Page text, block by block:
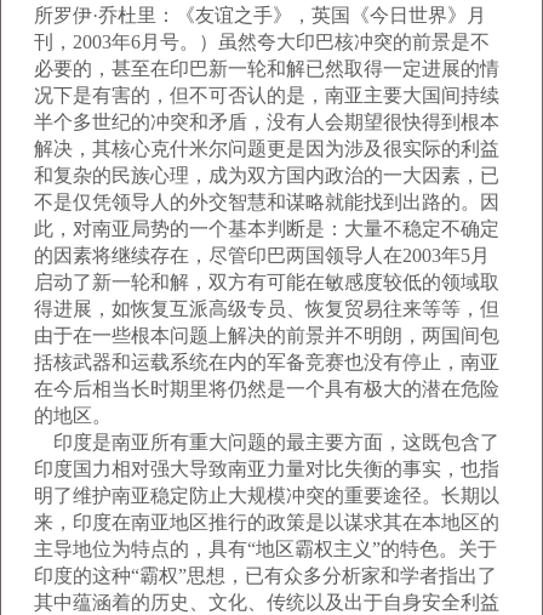
所罗伊·乔杜里：《友谊之手》，英国《今日世界》月
刊，2003年6月号。）虽然夸大印巴核冲突的前景是不
必要的，甚至在印巴新一轮和解已然取得一定进展的情
况下是有害的，但不可否认的是，南亚主要大国间持续
半个多世纪的冲突和矛盾，没有人会期望很快得到根本
解决，其核心克什米尔问题更是因为涉及很实际的利益
和复杂的民族心理，成为双方国内政治的一大因素，已
不是仅凭领导人的外交智慧和谋略就能找到出路的。因
此，对南亚局势的一个基本判断是：大量不稳定不确定
的因素将继续存在，尽管印巴两国领导人在2003年5月
启动了新一轮和解，双方有可能在敏感度较低的领域取
得进展，如恢复互派高级专员、恢复贸易往来等等，但
由于在一些根本问题上解决的前景并不明朗，两国间包
括核武器和运载系统在内的军备竞赛也没有停止，南亚
在今后相当长时期里将仍然是一个具有极大的潜在危险
的地区。
印度是南亚所有重大问题的最主要方面，这既包含了
印度国力相对强大导致南亚力量对比失衡的事实，也指
明了维护南亚稳定防止大规模冲突的重要途径。长期以
来，印度在南亚地区推行的政策是以谋求其在本地区的
主导地位为特点的，具有“地区霸权主义”的特色。关于
印度的这种“霸权”思想，已有众多分析家和学者指出了
其中蕴涵着的历史、文化、传统以及出于自身安全利益